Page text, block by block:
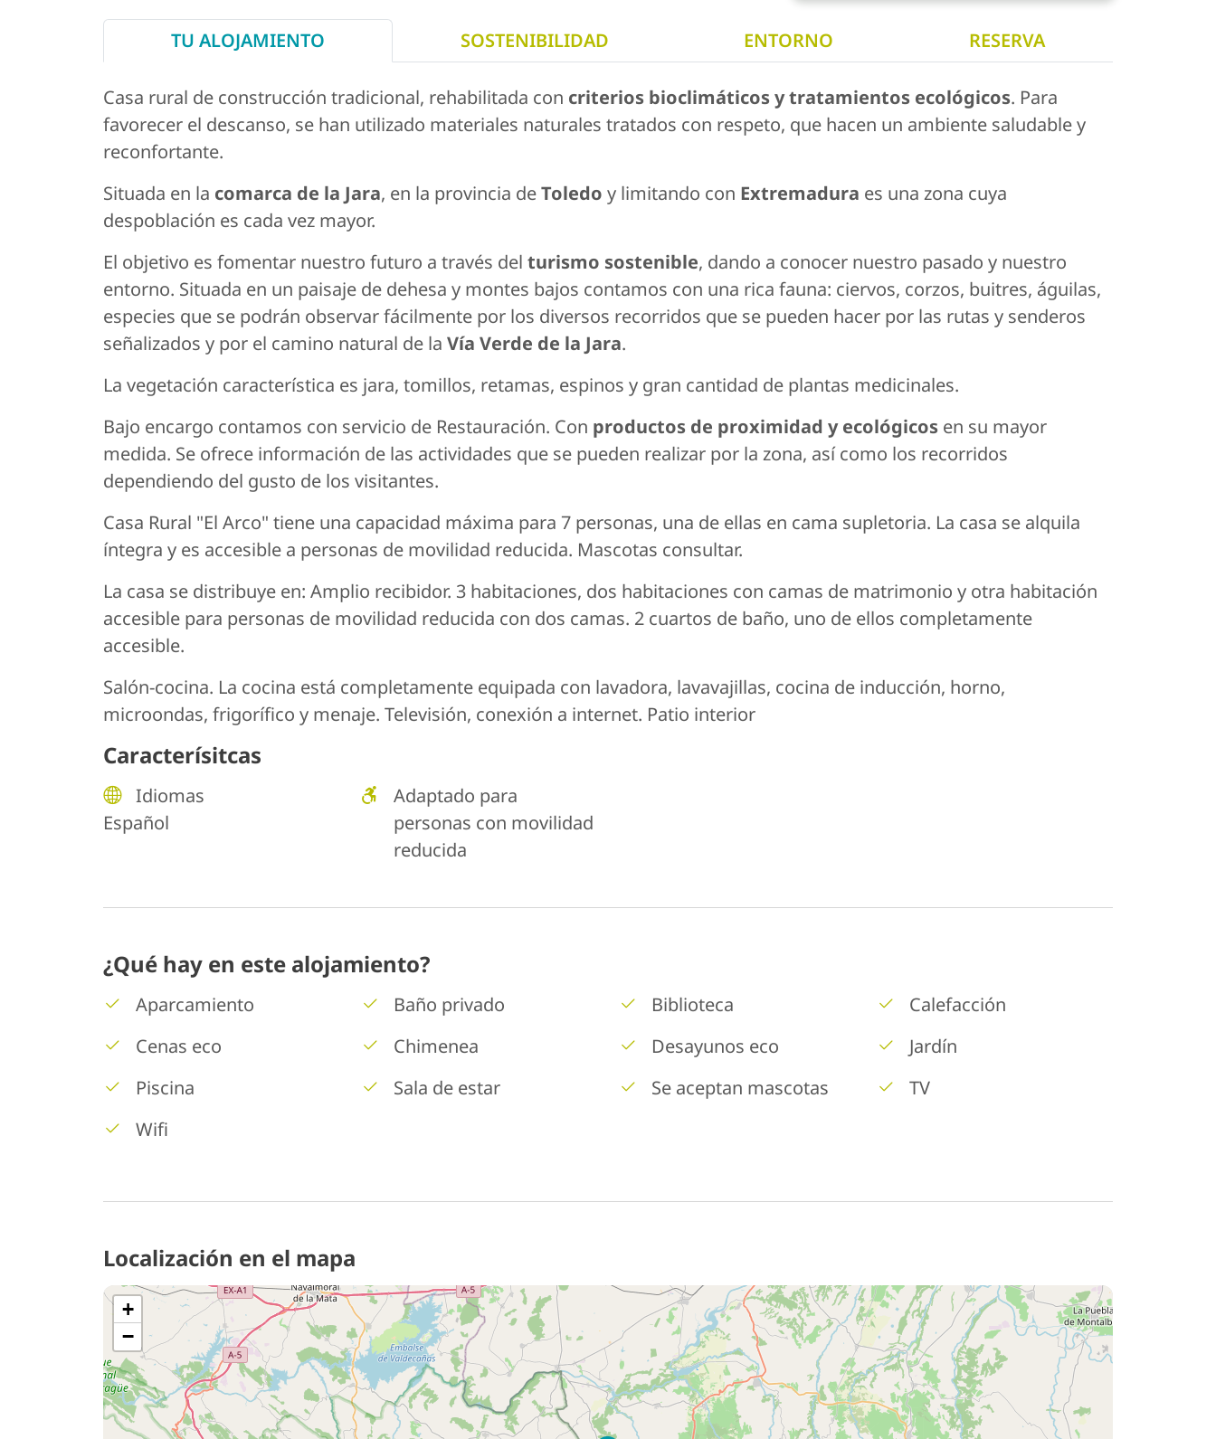
TU ALOJAMIENTO SOSTENIBILIDAD ENTORNO RESERVA
Casa rural de construcción tradicional, rehabilitada con criterios bioclimáticos y tratamientos ecológicos. Para
favorecer el descanso, se han utilizado materiales naturales tratados con respeto, que hacen un ambiente saludable y
reconfortante.
Situada en la comarca de la Jara, en la provincia deToledo y limitando con Extremadura es una zona cuya
despoblación es cada vez mayor.
El objetivo es fomentar nuestro futuro a través del turismo sostenible, dando a conocer nuestro pasado y nuestro
entorno. Situada en un paisaje de dehesa y montes bajos contamos con una rica fauna: ciervos, corzos, buitres, águilas,
especies que se podrán observar fácilmente por los diversos recorridos que se pueden hacer por las rutas y senderos
señalizados y por el camino natural de la Vía Verde de la Jara.
La vegetación característica es jara, tomillos, retamas, espinos y gran cantidad de plantas medicinales.
Bajo encargo contamos con servicio de Restauración. Con productos de proximidad y ecológicos en su mayor
medida. Se ofrece información de las actividades que se pueden realizar por la zona, así como los recorridos
dependiendo del gusto de los visitantes.
Casa Rural "El Arco" tiene una capacidad máxima para 7 personas, una de ellas en cama supletoria. La casa se alquila
íntegra y es accesible a personas de movilidad reducida. Mascotas consultar.
La casa se distribuye en: Amplio recibidor. 3 habitaciones, dos habitaciones con camas de matrimonio y otra habitación
accesible para personas de movilidad reducida con dos camas. 2 cuartos de baño, uno de ellos completamente
accesible.
Salón-cocina. La cocina está completamente equipada con lavadora, lavavajillas, cocina de inducción, horno,
microondas, frigorífico y menaje. Televisión, conexión a internet. Patio interior
Caracterísitcas
Idiomas
Español
Adaptado para
personas con movilidad
reducida
¿Qué hay en este alojamiento?
Aparcamiento Baño privado Biblioteca
Calefacción
Cenas eco
Chimenea Desayunos eco
Jardín
Piscina
Sala de estar Se aceptan mascotas
TV
Wifi
Localización en el mapa
+
−